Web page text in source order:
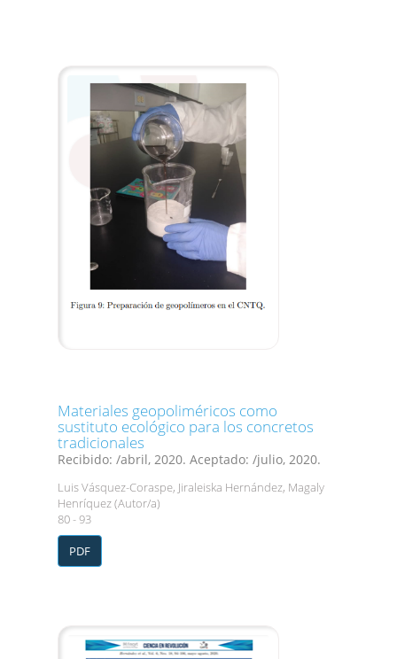
Materiales geopoliméricos como
sustituto ecológico para los concretos
tradicionales
Recibido: /abril, 2020. Aceptado: /julio, 2020.
Luis Vásquez-Coraspe, Jiraleiska Hernández, Magaly
Henríquez (Autor/a)
80 - 93
PDF